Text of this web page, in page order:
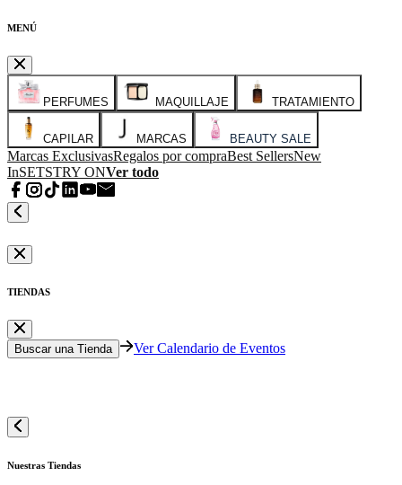
MENÚ
PERFUMES MAQUILLAJE TRATAMIENTO
CAPILAR MARCAS BEAUTY SALE
Marcas ExclusivasRegalos por compraBest SellersNew
InSETSTRY ONVer todo
TIENDAS
Buscar una Tienda Ver Calendario de Eventos
Nuestras Tiendas